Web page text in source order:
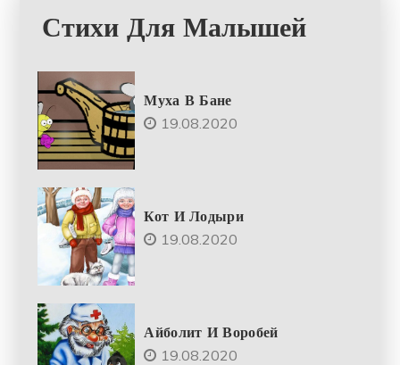
Стихи Для Малышей
Муха В Бане
19.08.2020
Кот И Лодыри
19.08.2020
Айболит И Воробей
19.08.2020